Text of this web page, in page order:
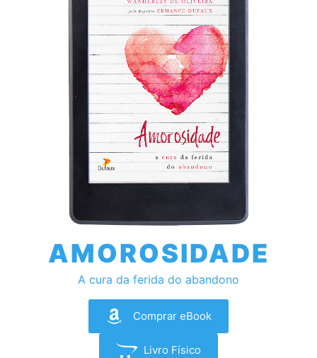
AMOROSIDADE
A cura da ferida do abandono
Comprar eBook
Livro Físico